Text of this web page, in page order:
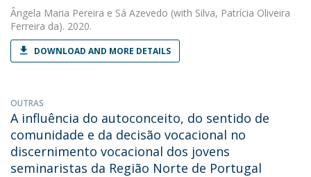
Ângela Maria Pereira e Sá Azevedo (with Silva, Patrícia Oliveira
Ferreira da). 2020.
DOWNLOAD AND MORE DETAILS
OUTRAS
A influência do autoconceito, do sentido de
comunidade e da decisão vocacional no
discernimento vocacional dos jovens
seminaristas da Região Norte de Portugal